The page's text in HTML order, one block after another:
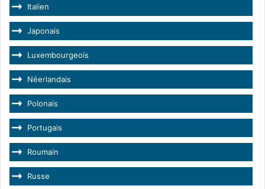
Italien
Japonais
Luxembourgeois
Néerlandais
Polonais
Portugais
Roumain
Russe